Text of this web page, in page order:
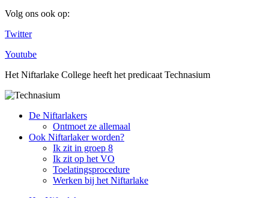
Volg ons ook op:
Twitter
Youtube
Het Niftarlake College heeft het predicaat Technasium
De Niftarlakers
Ontmoet ze allemaal
Ook Niftarlaker worden?
Ik zit in groep 8
Ik zit op het VO
Toelatingsprocedure
Werken bij het Niftarlake